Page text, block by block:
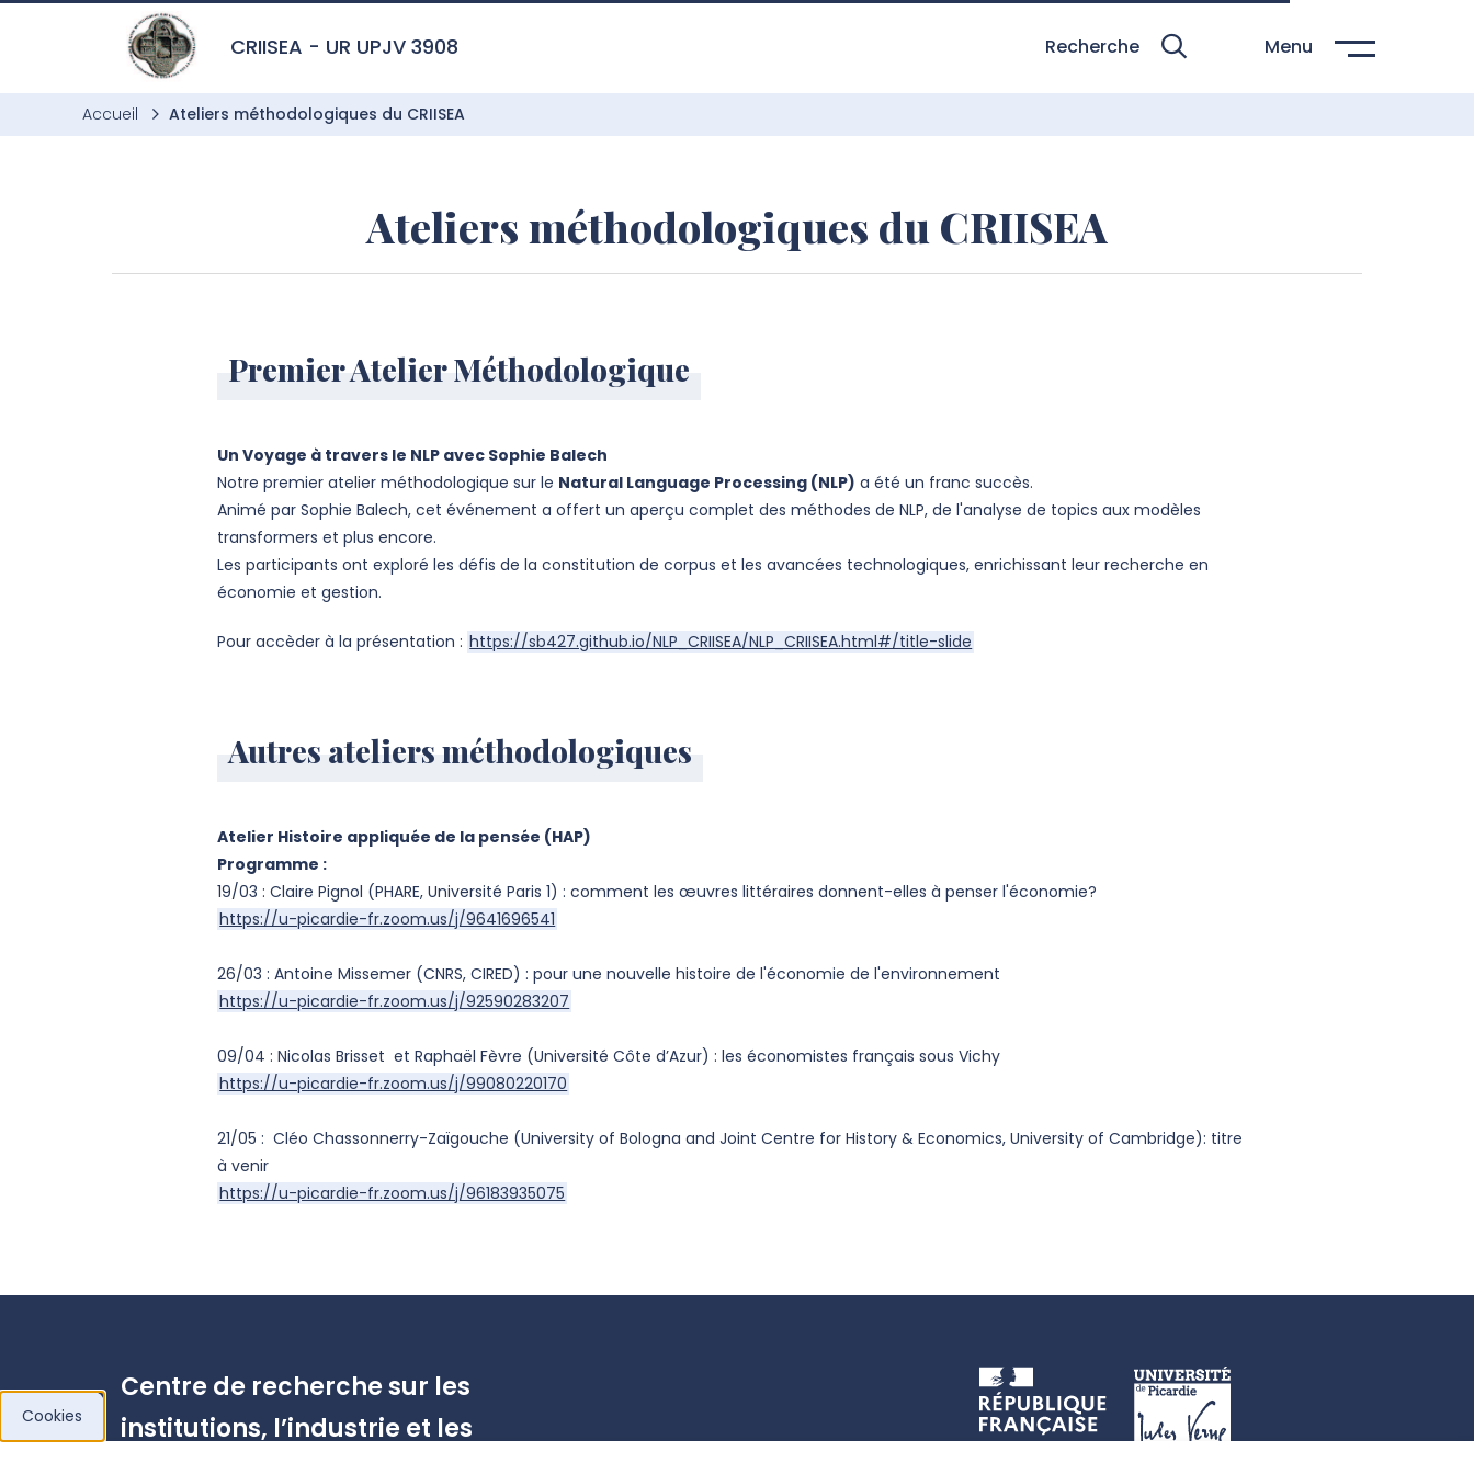
Aller à l’entête de page
Aller au menu principale
Aller au contenu principal
Aller à la recherche
Passer aux cookies
Aller au pied de page
CRIISEA - UR UPJV 3908 Recherche Menu
Accueil Ateliers méthodologiques du CRIISEA
Ateliers méthodologiques du CRIISEA
Premier Atelier Méthodologique
Un Voyage à travers le NLP avec Sophie Balech
Notre premier atelier méthodologique sur le Natural Language Processing (NLP) a été un franc succès.
Animé par Sophie Balech, cet événement a offert un aperçu complet des méthodes de NLP, de l'analyse de topics aux modèles
transformers et plus encore.
Les participants ont exploré les défis de la constitution de corpus et les avancées technologiques, enrichissant leur recherche en
économie et gestion.
Pour accèder à la présentation : https://sb427.github.io/NLP_CRIISEA/NLP_CRIISEA.html#/title-slide
Autres ateliers méthodologiques
Atelier Histoire appliquée de la pensée (HAP)
Programme :
19/03 : Claire Pignol (PHARE, Université Paris 1) : comment les œuvres littéraires donnent-elles à penser l'économie?
https://u-picardie-fr.zoom.us/j/9641696541
26/03 : Antoine Missemer (CNRS, CIRED) : pour une nouvelle histoire de l'économie de l'environnement
https://u-picardie-fr.zoom.us/j/92590283207
09/04 : Nicolas Brisset et Raphaël Fèvre (Université Côte d’Azur) : les économistes français sous Vichy
https://u-picardie-fr.zoom.us/j/99080220170
21/05 : Cléo Chassonnerry-Zaïgouche (University of Bologna and Joint Centre for History & Economics, University of Cambridge): titre
à venir
https://u-picardie-fr.zoom.us/j/96183935075
Centre de recherche sur les
institutions, l’industrie et les
Cookies